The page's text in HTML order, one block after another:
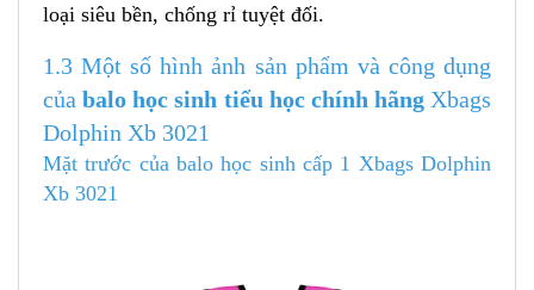
loại siêu bền, chống rỉ tuyệt đối.
1.3 Một số hình ảnh sản phẩm và công dụng
củabalo học sinh tiểu học chính hãng Xbags
Dolphin Xb 3021
Mặt trước của balo học sinh cấp 1 Xbags Dolphin
Xb 3021